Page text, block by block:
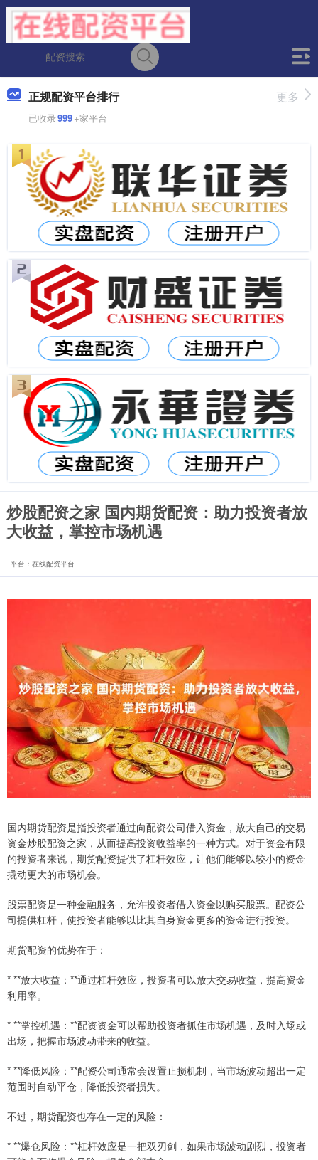
正规配资平台排行
已收录999+家平台
更多
炒股配资之家 国内期货配资：助力投资者放
大收益，掌控市场机遇
平台：在线配资平台
国内期货配资是指投资者通过向配资公司借入资金，放大自己的交易
资金炒股配资之家，从而提高投资收益率的一种方式。对于资金有限
的投资者来说，期货配资提供了杠杆效应，让他们能够以较小的资金
撬动更大的市场机会。
股票配资是一种金融服务，允许投资者借入资金以购买股票。配资公
司提供杠杆，使投资者能够以比其自身资金更多的资金进行投资。
期货配资的优势在于：
* **放大收益：**通过杠杆效应，投资者可以放大交易收益，提高资金
利用率。
* **掌控机遇：**配资资金可以帮助投资者抓住市场机遇，及时入场或
出场，把握市场波动带来的收益。
* **降低风险：**配资公司通常会设置止损机制，当市场波动超出一定
范围时自动平仓，降低投资者损失。
不过，期货配资也存在一定的风险：
* **爆仓风险：**杠杆效应是一把双刃剑，如果市场波动剧烈，投资者